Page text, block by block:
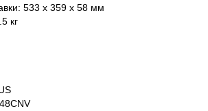
533 x 359 x 58 мм
кг